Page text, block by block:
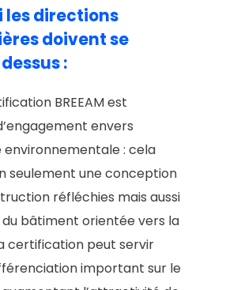
les directions
doivent se
:
BREEAM est
envers
environnementale : cela
seulement une conception
réfléchies mais aussi
bâtiment orientée vers la
certification peut servir
important sur le